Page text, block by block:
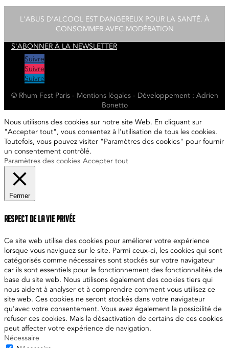
L'ABUS D'ALCOOL EST DANGEREUX POUR LA SANTÉ. À
CONSOMMER AVEC MODÉRATION
S'ABONNER À LA NEWSLETTER
Suivre
Suivre
Suivre
© Rhum Fest Paris - Mentions légales- Développement : Adrien
Bonetto
Nous utilisons des cookies sur notre site Web. En cliquant sur
"Accepter tout", vous consentez à l'utilisation de tous les cookies.
Toutefois, vous pouvez visiter "Paramètres des cookies" pour fournir
un consentement contrôlé.
Paramètres des cookies Accepter tout
Fermer
Respect de la vie privée
Ce site web utilise des cookies pour améliorer votre expérience
lorsque vous naviguez sur le site. Parmi ceux-ci, les cookies qui sont
catégorisés comme nécessaires sont stockés sur votre navigateur
car ils sont essentiels pour le fonctionnement des fonctionnalités de
base du site web. Nous utilisons également des cookies tiers qui
nous aident à analyser et à comprendre comment vous utilisez ce
site web. Ces cookies ne seront stockés dans votre navigateur
qu'avec votre consentement. Vous avez également la possibilité de
refuser ces cookies. Mais la désactivation de certains de ces cookies
peut affecter votre expérience de navigation.
Nécessaire